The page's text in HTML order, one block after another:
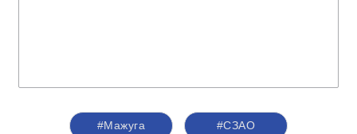
#Мажуга #СЗАО